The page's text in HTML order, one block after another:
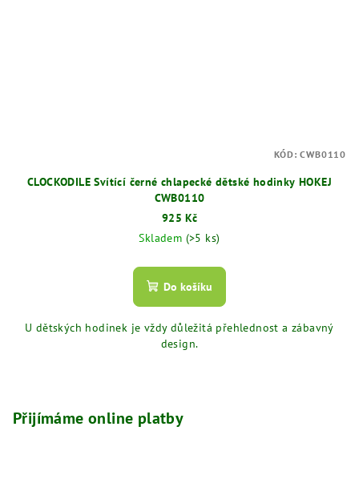
CLOCKODILE Svítící černé chlapecké dětské hodinky HOKEJ
CWB0110
925 Kč
Skladem (>5 ks)
Do košíku
U dětských hodinek je vždy důležitá přehlednost a zábavný
design.
KÓD:CWB0110
Přijímáme online platby